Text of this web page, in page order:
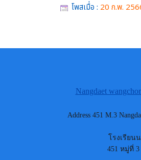
โพสเมื่อ : 20 ก.พ.
Nangdaet
Address 451 M.3
โรงเรีย
451 หมู่ที่